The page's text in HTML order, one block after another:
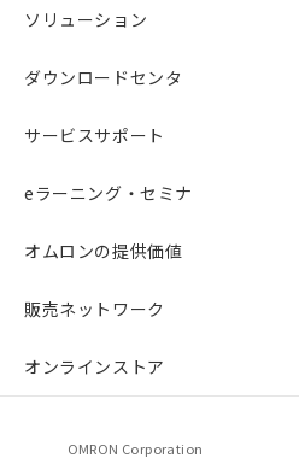
ソリューション
ダウンロードセンタ
サービスサポート
eラーニング・セミナ
オムロンの提供価値
販売ネットワーク
オンラインストア
OMRON Corporation